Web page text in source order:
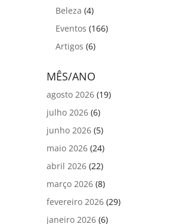
Beleza (4)
Eventos (166)
Artigos (6)
MÊS/ANO
agosto 2026 (19)
julho 2026 (6)
junho 2026 (5)
maio 2026 (24)
abril 2026 (22)
março 2026 (8)
fevereiro 2026 (29)
janeiro 2026 (6)